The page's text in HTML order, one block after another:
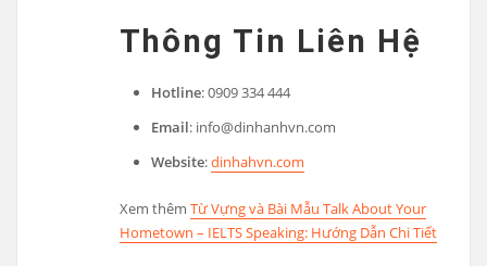
Thông Tin Liên Hệ
Hotline: 0909 334 444
Email: info@dinhanhvn.com
Website:dinhahvn.com
Xem thêmTừ Vựng và Bài Mẫu Talk About Your
Hometown – IELTS Speaking: Hướng Dẫn Chi Tiết